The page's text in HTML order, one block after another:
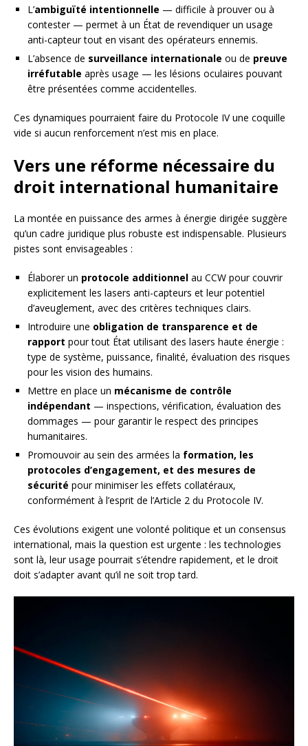
L’ambiguïté intentionnelle — difficile à prouver ou à
contester — permet à un État de revendiquer un usage
anti-capteur tout en visant des opérateurs ennemis.
L’absence de surveillance internationale ou de preuve
irréfutable après usage — les lésions oculaires pouvant
être présentées comme accidentelles.
Ces dynamiques pourraient faire du Protocole IV une coquille
vide si aucun renforcement n’est mis en place.
Vers une réforme nécessaire du
droit international humanitaire
La montée en puissance des armes à énergie dirigée suggère
qu’un cadre juridique plus robuste est indispensable. Plusieurs
pistes sont envisageables :
Élaborer un protocole additionnel au CCW pour couvrir
explicitement les lasers anti-capteurs et leur potentiel
d’aveuglement, avec des critères techniques clairs.
Introduire une obligation de transparence et de
rapport pour tout État utilisant des lasers haute énergie :
type de système, puissance, finalité, évaluation des risques
pour les vision des humains.
Mettre en place un mécanisme de contrôle
indépendant — inspections, vérification, évaluation des
dommages — pour garantir le respect des principes
humanitaires.
Promouvoir au sein des armées la formation, les
protocoles d’engagement, et des mesures de
sécurité pour minimiser les effets collatéraux,
conformément à l’esprit de l’Article 2 du Protocole IV.
Ces évolutions exigent une volonté politique et un consensus
international, mais la question est urgente : les technologies
sont là, leur usage pourrait s’étendre rapidement, et le droit
doit s’adapter avant qu’il ne soit trop tard.